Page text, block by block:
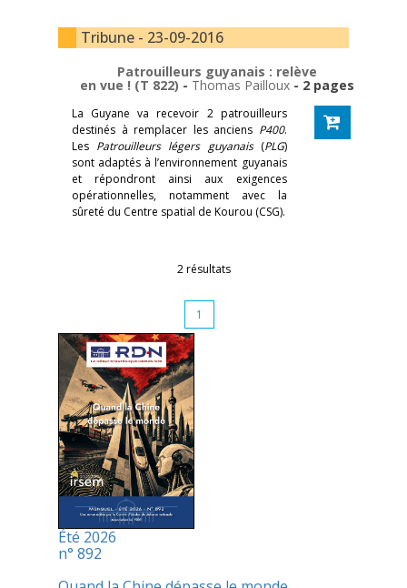
Tribune - 23-09-2016
Patrouilleurs guyanais : relève
en vue ! (T 822) - Thomas Pailloux - 2 pages
La Guyane va recevoir 2 patrouilleurs
destinés à remplacer les anciens P400.
Les Patrouilleurs légers guyanais(PLG)
sont adaptés à l’environnement guyanais
et répondront ainsi aux exigences
opérationnelles, notamment avec la
sûreté du Centre spatial de Kourou (CSG).
2 résultats
1
Été 2026
n° 892